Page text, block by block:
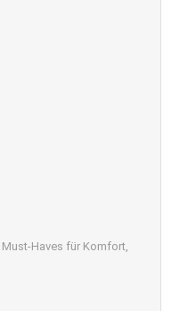
Haves für Komfort,